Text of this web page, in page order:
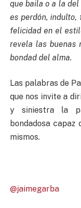
que baila o a la
es perdón, indulto,
felicidad en el
revela las buenas
bondad del alma.
Las palabras de
que nos invite a
y siniestra la
bondadosa
mismos.
@jaimegarba